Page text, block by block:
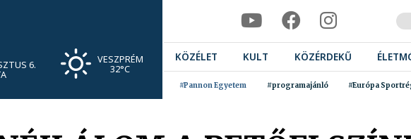
6. VESZPRÉM
32°C
KÖZÉLET KULT KÖZÉRDEKŰ
#Pannon Egyetem #programajánló #Európa